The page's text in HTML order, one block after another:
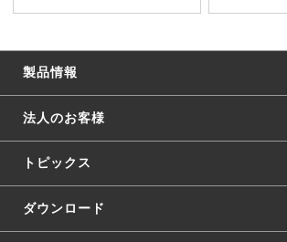
製品情報
法人のお客様
トピックス
ダウンロード